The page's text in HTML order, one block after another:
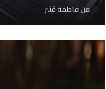
منفاطمة قنبر